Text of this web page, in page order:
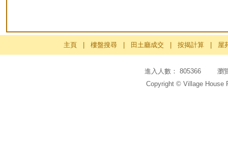
主頁 樓盤搜尋 田土廳成交 按揭計算 屋
進入人數： 805366 瀏
Copyright © Village House